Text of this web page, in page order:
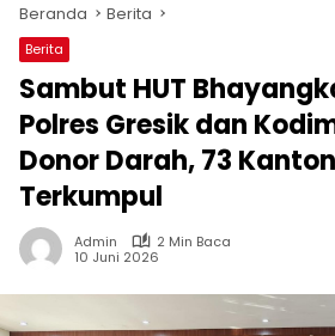
Beranda Berita
Berita
Sambut HUT
Polres Gresik dan
Donor Darah, 73
Terkumpul
Admin
2 Min Baca
10 Juni 2026